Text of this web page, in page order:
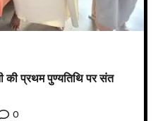
की प्रथम पुण्यतिथि पर संत
0